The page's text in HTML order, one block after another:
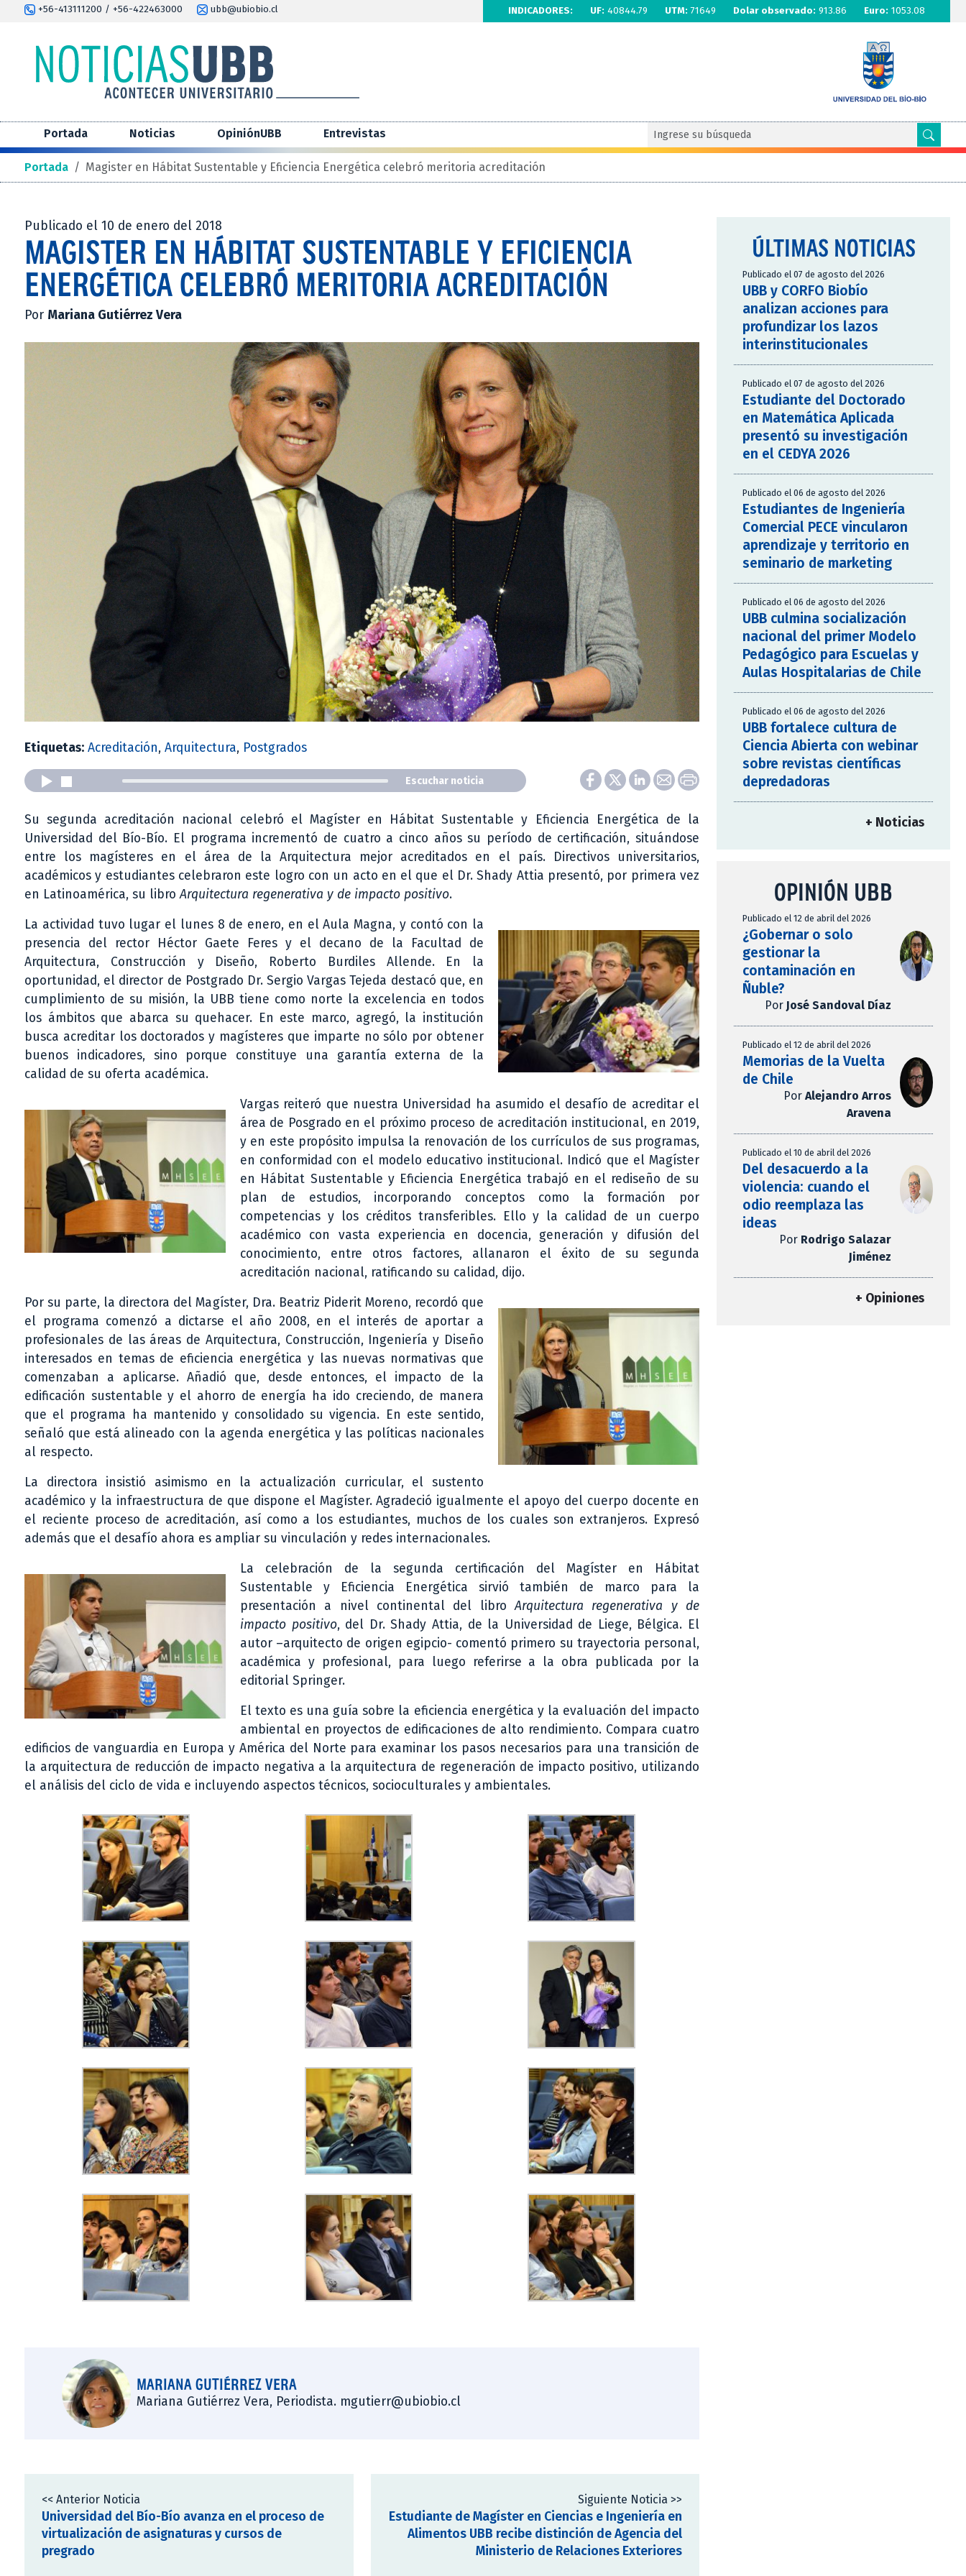
+56-413111200 / +56-422463000 ubb@ubiobio.cl INDICADORES: UF: 40844.79 UTM: 71649 Dolar observado: 913.86 Euro: 1053.08
Portada Noticias OpiniónUBB Entrevistas
Portada / Magister en Hábitat Sustentable y Eficiencia Energética celebró meritoria acreditación
Publicado el 10 de enero del 2018
MAGISTER EN HÁBITAT SUSTENTABLE Y EFICIENCIA
ENERGÉTICA CELEBRÓ MERITORIA ACREDITACIÓN
Por Mariana Gutiérrez Vera
Etiquetas: Acreditación, Arquitectura, Postgrados
Escuchar noticia
Su segunda acreditación nacional celebró el Magíster en Hábitat Sustentable y Eficiencia Energética de la
Universidad del Bío-Bío. El programa incrementó de cuatro a cinco años su período de certificación, situándose
entre los magísteres en el área de la Arquitectura mejor acreditados en el país. Directivos universitarios,
académicos y estudiantes celebraron este logro con un acto en el que el Dr. Shady Attia presentó, por primera vez
en Latinoamérica, su libroArquitectura regenerativa y de impacto positivo.
La actividad tuvo lugar el lunes 8 de enero, en el Aula Magna, y contó con la
presencia del rector Héctor Gaete Feres y el decano de la Facultad de
Arquitectura, Construcción y Diseño, Roberto Burdiles Allende. En la
oportunidad, el director de Postgrado Dr. Sergio Vargas Tejeda destacó que, en
cumplimiento de su misión, la UBB tiene como norte la excelencia en todos
los ámbitos que abarca su quehacer. En este marco, agregó, la institución
busca acreditar los doctorados y magísteres que imparte no sólo por obtener
buenos indicadores, sino porque constituye una garantía externa de la
calidad de su oferta académica.
Vargas reiteró que nuestra Universidad ha asumido el desafío de acreditar el
área de Posgrado en el próximo proceso de acreditación institucional, en 2019,
y en este propósito impulsa la renovación de los currículos de sus programas,
en conformidad con el modelo educativo institucional. Indicó que el Magíster
en Hábitat Sustentable y Eficiencia Energética trabajó en el rediseño de su
plan de estudios, incorporando conceptos como la formación por
competencias y los créditos transferibles. Ello y la calidad de un cuerpo
académico con vasta experiencia en docencia, generación y difusión del
conocimiento, entre otros factores, allanaron el éxito de su segunda
acreditación nacional, ratificando su calidad, dijo.
Por su parte, la directora del Magíster, Dra. Beatriz Piderit Moreno, recordó que
el programa comenzó a dictarse el año 2008, en el interés de aportar a
profesionales de las áreas de Arquitectura, Construcción, Ingeniería y Diseño
interesados en temas de eficiencia energética y las nuevas normativas que
comenzaban a aplicarse. Añadió que, desde entonces, el impacto de la
edificación sustentable y el ahorro de energía ha ido creciendo, de manera
que el programa ha mantenido y consolidado su vigencia. En este sentido,
señaló que está alineado con la agenda energética y las políticas nacionales
al respecto.
La directora insistió asimismo en la actualización curricular, el sustento
académico y la infraestructura de que dispone el Magíster. Agradeció igualmente el apoyo del cuerpo docente en
el reciente proceso de acreditación, así como a los estudiantes, muchos de los cuales son extranjeros. Expresó
además que el desafío ahora es ampliar su vinculación y redes internacionales.
La celebración de la segunda certificación del Magíster en Hábitat
Sustentable y Eficiencia Energética sirvió también de marco para la
presentación a nivel continental del libroArquitectura regenerativa y de
impacto positivo, del Dr. Shady Attia, de la Universidad de Liege, Bélgica. El
autor –arquitecto de origen egipcio- comentó primero su trayectoria personal,
académica y profesional, para luego referirse a la obra publicada por la
editorial Springer.
El texto es una guía sobre la eficiencia energética y la evaluación del impacto
ambiental en proyectos de edificaciones de alto rendimiento. Compara cuatro
edificios de vanguardia en Europa y América del Norte para examinar los pasos necesarios para una transición de
la arquitectura de reducción de impacto negativa a la arquitectura de regeneración de impacto positivo, utilizando
el análisis del ciclo de vida e incluyendo aspectos técnicos, socioculturales y ambientales.
MARIANA GUTIÉRREZ VERA
Mariana Gutiérrez Vera, Periodista. mgutierr@ubiobio.cl
<< Anterior Noticia
Universidad del Bío-Bío avanza en el proceso de
virtualización de asignaturas y cursos de
pregrado
Siguiente Noticia >>
Estudiante de Magíster en Ciencias e Ingeniería en
Alimentos UBB recibe distinción de Agencia del
Ministerio de Relaciones Exteriores
ÚLTIMAS NOTICIAS
Publicado el 07 de agosto del 2026
UBB y CORFO Biobío
analizan acciones para
profundizar los lazos
interinstitucionales
Publicado el 07 de agosto del 2026
Estudiante del Doctorado
en Matemática Aplicada
presentó su investigación
en el CEDYA 2026
Publicado el 06 de agosto del 2026
Estudiantes de Ingeniería
Comercial PECE vincularon
aprendizaje y territorio en
seminario de marketing
Publicado el 06 de agosto del 2026
UBB culmina socialización
nacional del primer Modelo
Pedagógico para Escuelas y
Aulas Hospitalarias de Chile
Publicado el 06 de agosto del 2026
UBB fortalece cultura de
Ciencia Abierta con webinar
sobre revistas científicas
depredadoras
+ Noticias
OPINIÓN UBB
Publicado el 12 de abril del 2026
¿Gobernar o solo
gestionar la
contaminación en
Ñuble?
Por José Sandoval Díaz
Publicado el 12 de abril del 2026
Memorias de la Vuelta
de Chile
Por Alejandro Arros
Aravena
Publicado el 10 de abril del 2026
Del desacuerdo a la
violencia: cuando el
odio reemplaza las
ideas
Por Rodrigo Salazar
Jiménez
+ Opiniones